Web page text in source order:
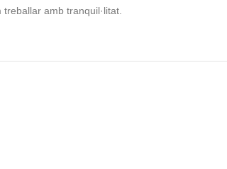
amb tranquil·litat.